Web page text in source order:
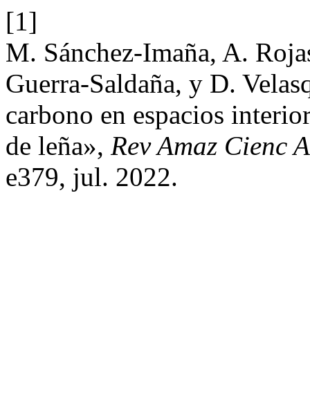
[1]
M. Sánchez-Imaña, A.
Guerra-Saldaña, y D.
carbono en espacios
de leña», Rev Amaz Cienc
e379, jul. 2022.